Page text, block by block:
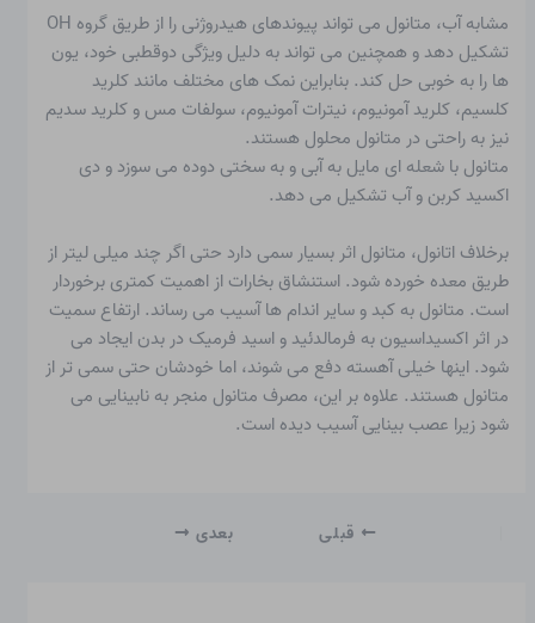
مشابه آب، متانول می تواند پیوندهای هیدروژنی را از طریق گروه OH
تشکیل دهد و همچنین می تواند به دلیل ویژگی دوقطبی خود، یون
ها را به خوبی حل کند. بنابراین نمک های مختلف مانند کلرید
کلسیم، کلرید آمونیوم، نیترات آمونیوم، سولفات مس و کلرید سدیم
نیز به راحتی در متانول محلول هستند.
متانول با شعله ای مایل به آبی و به سختی دوده می سوزد و دی
اکسید کربن و آب تشکیل می دهد.
برخلاف اتانول، متانول اثر بسیار سمی دارد حتی اگر چند میلی لیتر از
طریق معده خورده شود. استنشاق بخارات از اهمیت کمتری برخوردار
است. متانول به کبد و سایر اندام ها آسیب می رساند. ارتفاعسمیت
در اثر اکسیداسیون به فرمالدئید و اسید فرمیک در بدن ایجاد می
شود. اینها خیلی آهسته دفع می شوند، اما خودشان حتی سمی تر از
متانول هستند. علاوه بر این، مصرف متانول منجر به نابینایی می
شود زیرا عصب بینایی آسیب دیده است.
قبلی بعدی